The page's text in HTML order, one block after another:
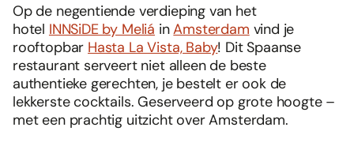
Op de negentiende verdieping van het
hotel INNSiDE by Meliá inAmsterdam vind je
rooftopbar Hasta La Vista, Baby! Dit Spaanse
restaurant serveert niet alleen de beste
authentieke gerechten, je bestelt er ook de
lekkerste cocktails. Geserveerd op grote hoogte –
met een prachtig uitzicht over Amsterdam.